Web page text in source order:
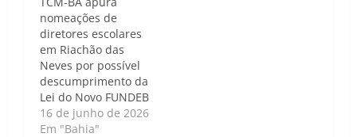
nomeações de
diretores escolares
em Riachão das
Neves por possível
descumprimento da
Lei do Novo FUNDEB
16 de junho de 2026
Em "Bahia"